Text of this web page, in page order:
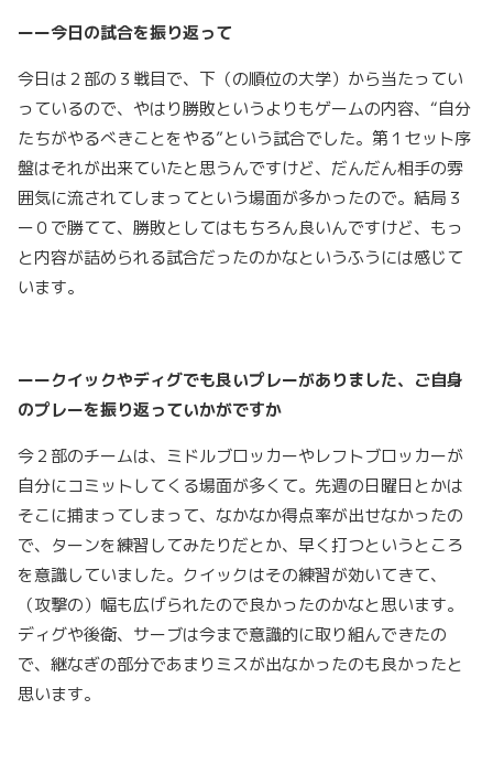
ーー今日の試合を振り返って
今日は２部の３戦目で、下（の順位の大学）から当たってい
っているので、やはり勝敗というよりもゲームの内容、“自分
たちがやるべきことをやる”という試合でした。第１セット序
盤はそれが出来ていたと思うんですけど、だんだん相手の雰
囲気に流されてしまってという場面が多かったので。結局３
ー０で勝てて、勝敗としてはもちろん良いんですけど、もっ
と内容が詰められる試合だったのかなというふうには感じて
います。
ーークイックやディグでも良いプレーがありました、ご自身
のプレーを振り返っていかがですか
今２部のチームは、ミドルブロッカーやレフトブロッカーが
自分にコミットしてくる場面が多くて。先週の日曜日とかは
そこに捕まってしまって、なかなか得点率が出せなかったの
で、ターンを練習してみたりだとか、早く打つというところ
を意識していました。クイックはその練習が効いてきて、
（攻撃の）幅も広げられたので良かったのかなと思います。
ディグや後衛、サーブは今まで意識的に取り組んできたの
で、継なぎの部分であまりミスが出なかったのも良かったと
思います。